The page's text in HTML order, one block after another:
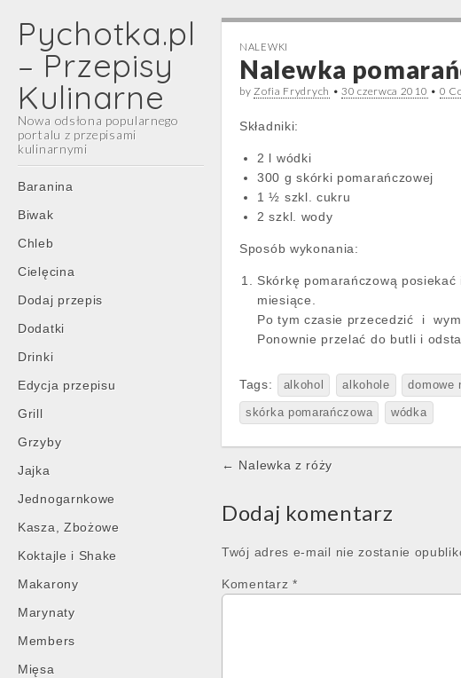
Pychotka.pl
– Przepisy
Kulinarne
Nowa odsłona popularnego
portalu z przepisami
kulinarnymi
Main
menu
Skip
content
Baranina
Biwak
Chleb
Cielęcina
Dodaj przepis
Dodatki
Drinki
Edycja przepisu
Grill
Grzyby
Jajka
Jednogarnkowe
Kasza, Zbożowe
Koktajle i Shake
Makarony
Marynaty
Members
Mięsa
NALEWKI
Nalewka
byZofia Frydrych •30 czerwca 2010 • 0
Składniki:
2 l wódki
300 g skórki pomarańczowej
1 ½ szkl. cukru
2 szkl. wody
Sposób wykonania:
Skórkę pomarańczową
miesiące.
Po tym czasie przecedzić i
Ponownie przelać do butli i
Tags: alkohol alkohole domowe
skórka pomarańczowa wódka
Post
← Nalewka z róży
Dodaj komentarz
Twój adres e-mail nie zostanie
Komentarz *